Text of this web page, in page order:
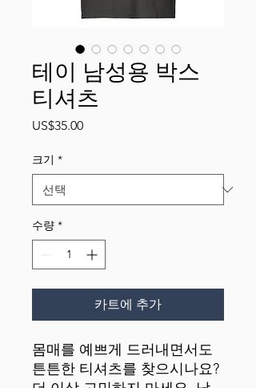
테이 남성용 박스
티셔츠
US$35.00가
크기 *
수량 *
카트에 추가
몸매를 예쁘게 드러내면서도
튼튼한 티셔츠를 찾으시나요?